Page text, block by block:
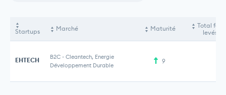
Startups Marché Maturité
Total
levés
EHTECH B2C - Cleantech, Energie
Développement Durable
9